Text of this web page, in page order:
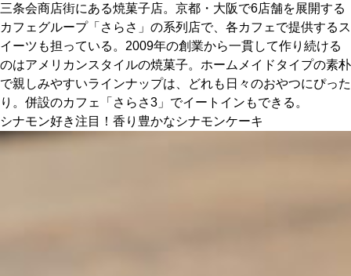
おすすめの映画
誠光社で選びました。
おすすめの本
紹介します。
おすすめのイベント
三条会商店街にある焼菓子店。京都・大阪で6店舗を展開する
カフェグループ「さらさ」の系列店で、各カフェで提供するス
イーツも担っている。2009年の創業から一貫して作り続ける
のはアメリカンスタイルの焼菓子。ホームメイドタイプの素朴
で親しみやすいラインナップは、どれも日々のおやつにぴった
り。併設のカフェ「さらさ3」でイートインもできる。
シナモン好き注目！香り豊かなシナモンケーキ